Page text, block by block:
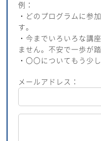
例：
・どのプログラムに参
す。
・今までいろいろな講
ません。不安で一歩が
・〇〇についてもう少
メールアドレス：